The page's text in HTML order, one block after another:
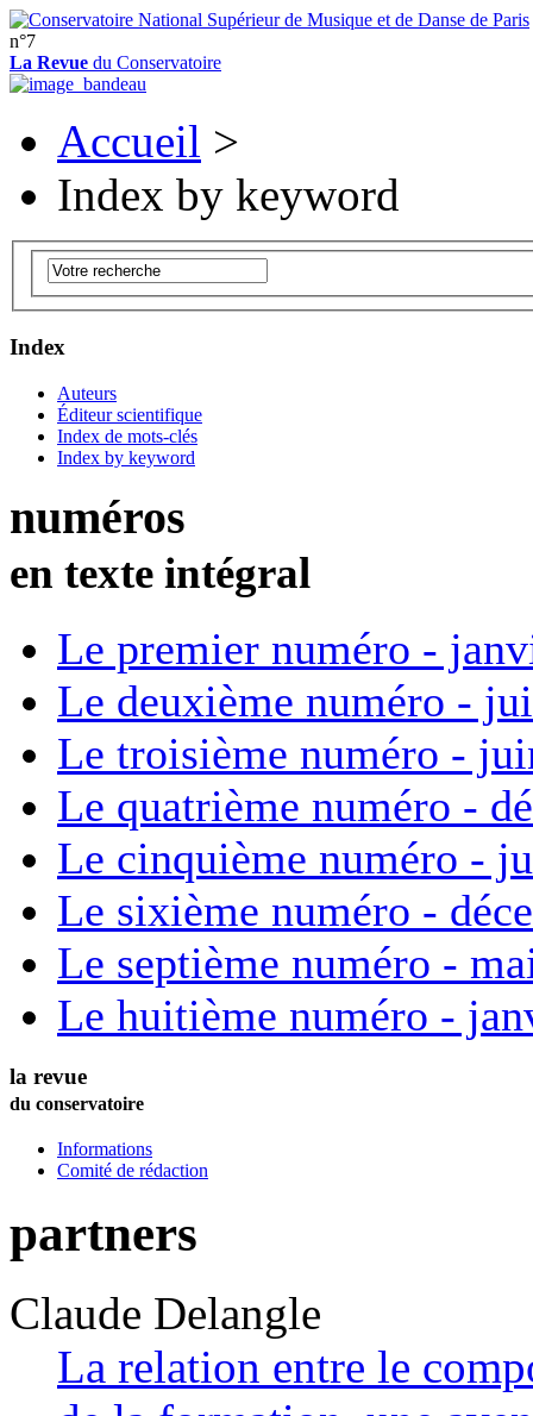
n°7
La Revue du Conservatoire
Accueil >
Index by keyword
Index
Auteurs
Éditeur scientifique
Index de mots-clés
Index by keyword
numéros
en texte intégral
Le premier numéro -
Le deuxième numéro -
Le troisième numéro -
Le quatrième numéro -
Le cinquième numéro -
Le sixième numéro -
Le septième numéro -
Le huitième numéro -
la revue
du conservatoire
Informations
Comité de rédaction
partners
Claude Delangle
La relation entre le